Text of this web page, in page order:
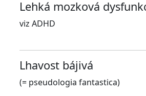
Lehká mozková
viz ADHD
Lhavost bájivá
(= pseudologia fantastica)